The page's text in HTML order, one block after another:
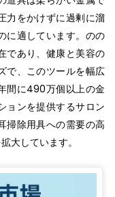
力をかけずに過剰に溜
に適しています。のの
であり、健康と美容の
で、このツールを幅広
間に490万個以上の金
ョンを提供するサロン
掃除用具への需要の高
大しています。